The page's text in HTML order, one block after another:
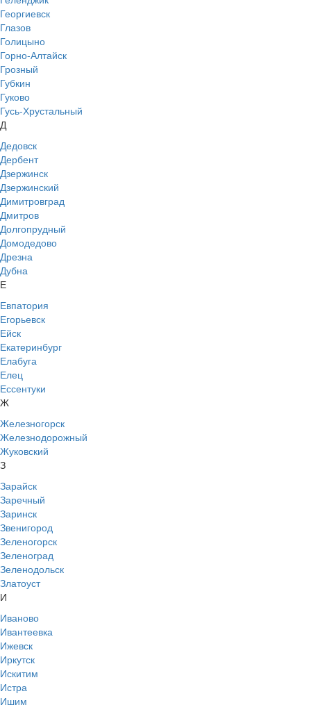
Георгиевск
Глазов
Голицыно
Горно-Алтайск
Грозный
Губкин
Гуково
Гусь-Хрустальный
Д
Дедовск
Дербент
Дзержинск
Дзержинский
Димитровград
Дмитров
Долгопрудный
Домодедово
Дрезна
Дубна
Е
Евпатория
Егорьевск
Ейск
Екатеринбург
Елабуга
Елец
Ессентуки
Ж
Железногорск
Железнодорожный
Жуковский
З
Зарайск
Заречный
Заринск
Звенигород
Зеленогорск
Зеленоград
Зеленодольск
Златоуст
И
Иваново
Ивантеевка
Ижевск
Иркутск
Искитим
Истра
Ишим